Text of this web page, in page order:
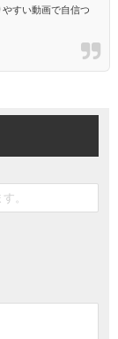
すい動画で自信つ